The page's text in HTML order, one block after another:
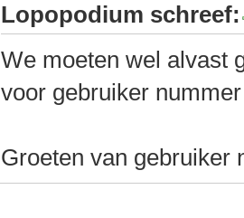
Lopopodium schreef:
We moeten wel alvast
voor gebruiker
Groeten van gebruiker